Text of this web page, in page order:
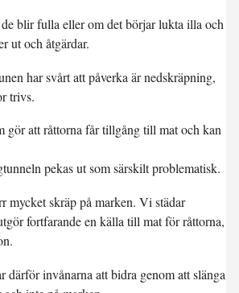
blir fulla eller om det börjar lukta illa och
ut och åtgärdar.
har svårt att påverka är nedskräpning,
trivs.
gör att råttorna får tillgång till mat och kan
pekas ut som särskilt problematisk.
mycket skräp på marken. Vi städar
fortfarande en källa till mat för råttorna,
därför invånarna att bidra genom att slänga